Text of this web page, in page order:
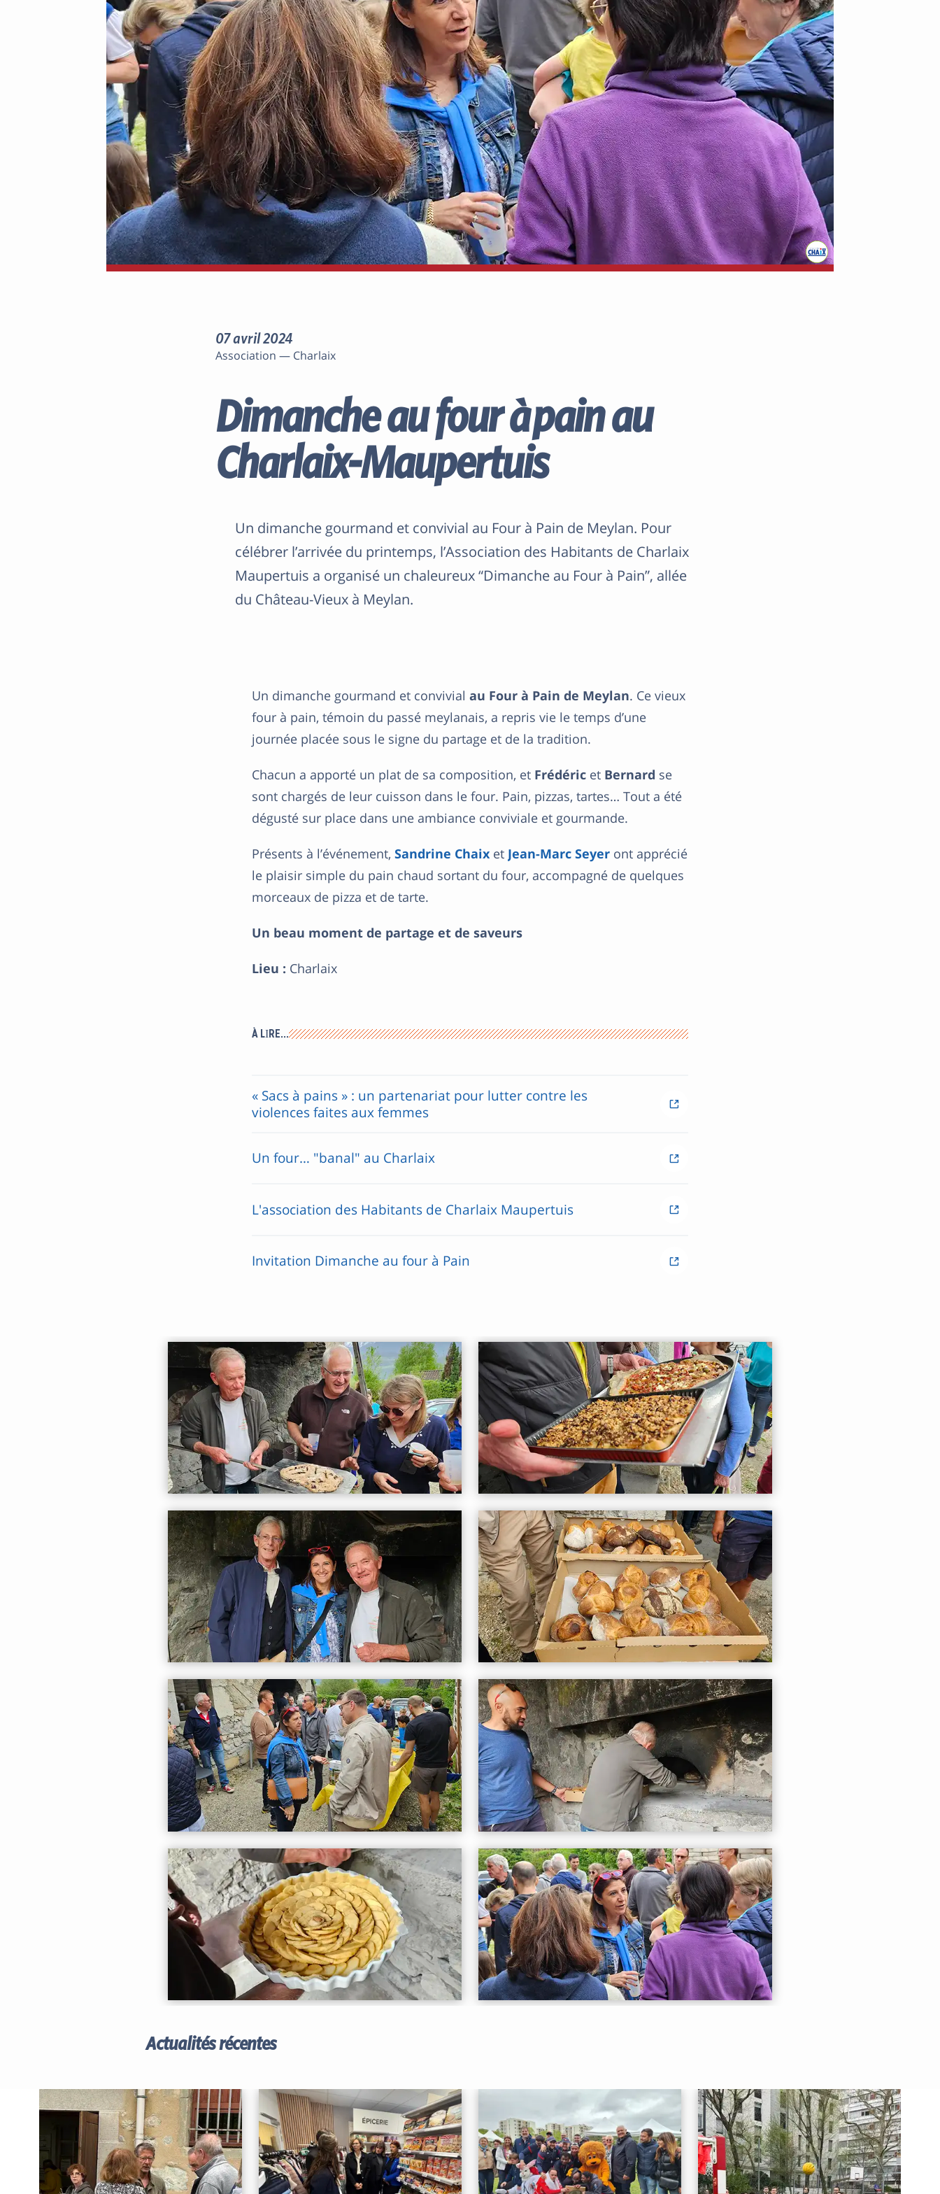
07 avril 2024
Association — Charlaix
Dimanche au four à pain au
Charlaix-Maupertuis
Un dimanche gourmand et convivial au Four à Pain de Meylan. Pour
célébrer l’arrivée du printemps, l’Association des Habitants de Charlaix
Maupertuis a organisé un chaleureux “Dimanche au Four à Pain”, allée
du Château-Vieux à Meylan.
Un dimanche gourmand et convivial au Four à Pain de Meylan. Ce vieux
four à pain, témoin du passé meylanais, a repris vie le temps d’une
journée placée sous le signe du partage et de la tradition.
Chacun a apporté un plat de sa composition, et Frédéric et Bernard se
sont chargés de leur cuisson dans le four. Pain, pizzas, tartes… Tout a été
dégusté sur place dans une ambiance conviviale et gourmande.
Présents à l’événement, Sandrine Chaix et Jean-Marc Seyer ont apprécié
le plaisir simple du pain chaud sortant du four, accompagné de quelques
morceaux de pizza et de tarte.
Un beau moment de partage et de saveurs
Lieu : Charlaix
À LIRE…
« Sacs à pains » : un partenariat pour lutter contre les
violences faites aux femmes
Un four… "banal" au Charlaix
L'association des Habitants de Charlaix Maupertuis
Invitation Dimanche au four à Pain
Actualités récentes